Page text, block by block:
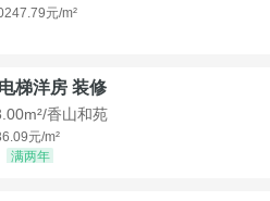
元/m²
梯洋房 装修
香山和苑
元/m²
满两年